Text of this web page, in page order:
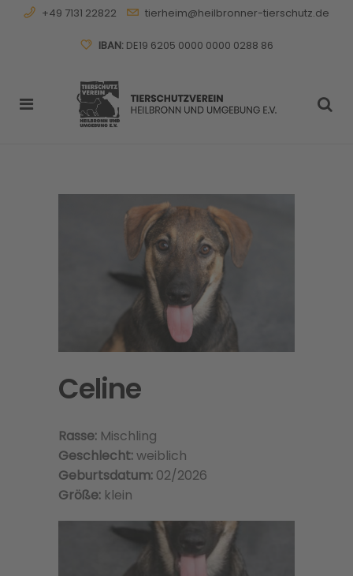
+49 7131 22822 tierheim@heilbronner-tierschutz.de
IBAN:DE19 6205 0000 0000 0288 86
Celine
Rasse: Mischling
Geschlecht:weiblich
Geburtsdatum: 02/2026
Größe: klein